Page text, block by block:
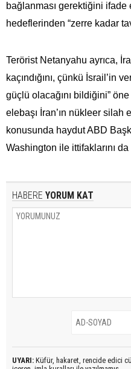
bağlanması gerektiğini
hedeflerinden “zerre kadar
Terörist Netanyahu ayrıca,
kaçındığını, çünkü İsrail’in
güçlü olacağını bildiğini”
elebaşı İran’ın nükleer
konusunda haydut ABD
Washington ile ittifaklarını da
HABERE YORUM KAT
UYARI: Küfür, hakaret, rencide edici